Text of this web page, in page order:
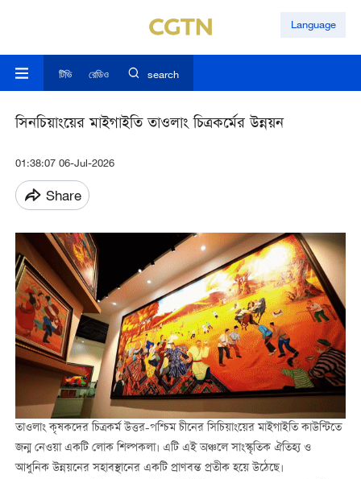
Language
টিভি রেডিও search
সিনচিয়াংয়ের মাইগাইতি তাওলাং চিত্রকর্মের উন্নয়ন
01:38:07 06-Jul-2026
Share
তাওলাং কৃষকদের চিত্রকর্ম উত্তর-পশ্চিম চীনের সিচিয়াংয়ের মাইগাইতি কাউন্টিতে
জন্ম নেওয়া একটি লোক শিল্পকলা। এটি এই অঞ্চলে সাংস্কৃতিক ঐতিহ্য ও
আধুনিক উন্নয়নের সহাবস্থানের একটি প্রাণবন্ত প্রতীক হয়ে উঠেছে।